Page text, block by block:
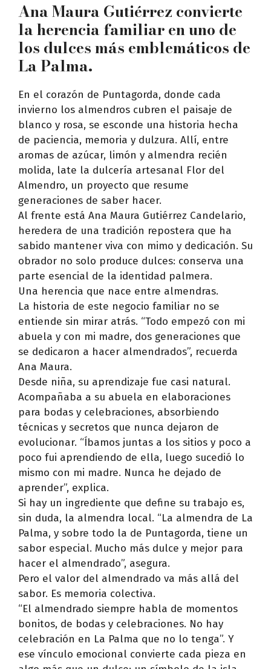
Ana Maura Gutiérrez convierte
la herencia familiar en uno de
los dulces más emblemáticos de
La Palma.
En el corazón de Puntagorda, donde cada
invierno los almendros cubren el paisaje de
blanco y rosa, se esconde una historia hecha
de paciencia, memoria y dulzura. Allí, entre
aromas de azúcar, limón y almendra recién
molida, late la dulcería artesanal Flor del
Almendro, un proyecto que resume
generaciones de saber hacer.
Al frente está Ana Maura Gutiérrez Candelario,
heredera de una tradición repostera que ha
sabido mantener viva con mimo y dedicación. Su
obrador no solo produce dulces: conserva una
parte esencial de la identidad palmera.
Una herencia que nace entre almendras.
La historia de este negocio familiar no se
entiende sin mirar atrás. “Todo empezó con mi
abuela y con mi madre, dos generaciones que
se dedicaron a hacer almendrados”, recuerda
Ana Maura.
Desde niña, su aprendizaje fue casi natural.
Acompañaba a su abuela en elaboraciones
para bodas y celebraciones, absorbiendo
técnicas y secretos que nunca dejaron de
evolucionar. “Íbamos juntas a los sitios y poco a
poco fui aprendiendo de ella, luego sucedió lo
mismo con mi madre. Nunca he dejado de
aprender”, explica.
Si hay un ingrediente que define su trabajo es,
sin duda, la almendra local. “La almendra de La
Palma, y sobre todo la de Puntagorda, tiene un
sabor especial. Mucho más dulce y mejor para
hacer el almendrado”, asegura.
Pero el valor del almendrado va más allá del
sabor. Es memoria colectiva.
“El almendrado siempre habla de momentos
bonitos, de bodas y celebraciones. No hay
celebración en La Palma que no lo tenga”. Y
ese vínculo emocional convierte cada pieza en